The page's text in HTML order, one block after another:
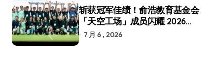
斩获冠军佳绩！俞浩教育基金会
「天空工场」成员闪耀 2026
RoboCup 机器人世界杯
7 月 6 , 2026